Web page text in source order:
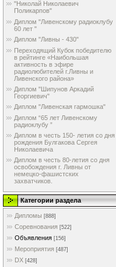
"Николай Николаевич
Поликарпов"
Диплом "Ливенскому радиоклубу
60 лет "
Диплом "Ливны - 430"
Переходящий Кубок победителю
в рейтинге «Наибольшая
активность в эфире
радиолюбителей г.Ливны и
Ливенского района»
Диплом "Шипунов Аркадий
Георгиевич"
Диплом "Ливенская гармошка"
Диплом “65 лет Ливенскому
радиоклубу ”
Диплом в честь 150- летия со дня
рождения Булгакова Сергея
Николаевича
Диплом в честь 80-летия со дня
освобождения г. Ливны от
немецко-фашистских
захватчиков.
Категории раздела
Дипломы [888]
Соревнования [522]
Объявления [156]
Мероприятия [487]
DX [428]